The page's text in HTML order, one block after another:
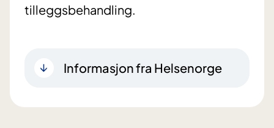
tilleggsbehandling.
Informasjon fra Helsenorge